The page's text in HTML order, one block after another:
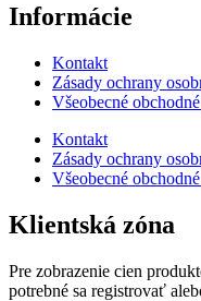
Informácie
Kontakt
Zásady ochrany
Všeobecné
Kontakt
Zásady ochrany
Všeobecné
Klientská zóna
Pre zobrazenie cien
potrebné sa registrovať